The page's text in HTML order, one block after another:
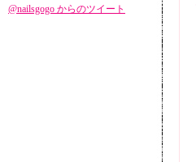
@nailsgogo からのツイート